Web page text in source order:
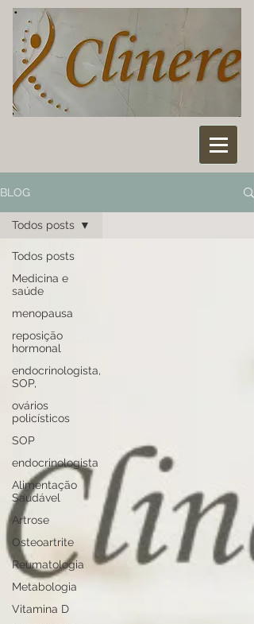
BLOG
Todos posts
Medicina e
saúde
menopausa
reposição
hormonal
endocrinologista,
SOP,
ovários
policísticos
SOP
endocrinologista
Alimentação
Saudável
Artrose
Osteoartrite
Reumatologia
Metabologia
Vitamina D
Todos posts